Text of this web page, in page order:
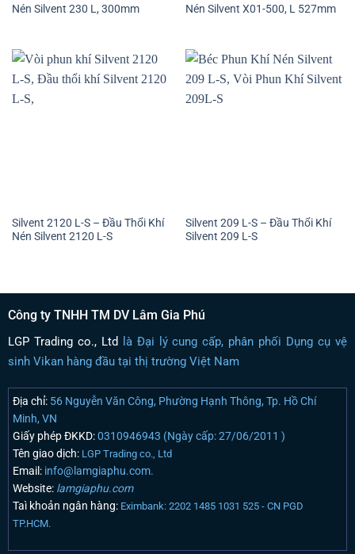
Nén Silvent 230 L, 300mm
Nén Silvent X01-500, L 527mm
Silvent 2120 L-S – Đầu Thổi Khí
Nén Silvent 2120 L-S
Silvent 209 L-S – Đầu Thổi Khí
Silvent 209 L-S
Công ty TNHH TM DV Lâm Gia Phú
LGP Trading co., Ltd là Đại lý cung cấp, phân phối Dụng cụ vệ
sinh Vikan hàng đầu tại thị trường Việt Nam
Địa chỉ:56 Nguyễn Văn Công, Phường Hạnh Thông, Tp. Hồ Chí
Minh, VN
Giấy phép ĐKKD:0310946943 (Ngày cấp: 27/06/2011 )
Tên giao dịch: LGP Trading co., Ltd
Email:info@lamgiaphu.com.
Website:lamgiaphu.com
Taì khoản ngân hàng: Eximbank: 2202 1485 1031 525 - CN PGD
TP.HCM.